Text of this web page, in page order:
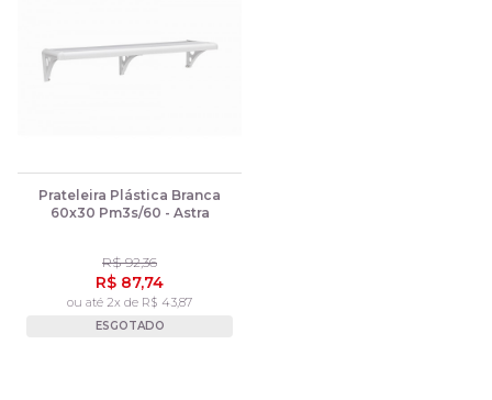
Prateleira Plástica Branca
60x30 Pm3s/60 - Astra
R$ 92,36
R$ 87,74
ou até 2x de R$ 43,87
ESGOTADO